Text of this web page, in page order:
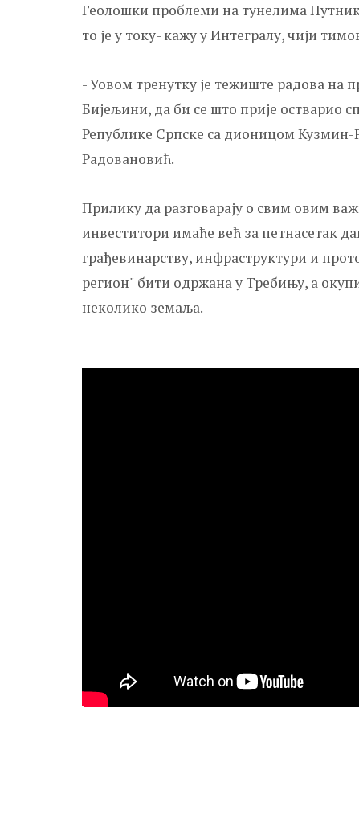
Геолошки проблеми на тунелима
то је у току- кажу у Интегралу, чији
- Уовом тренутку је тежиште радова на
Бијељини, да би се што прије остварио
Републике Српске са дионицом Кузмин-
Радовановић.
Прилику да разговарају о свим овим
инвеститори имаће већ за петнасетак
грађевинарству, инфраструктури и
регион" бити одржана у Требињу, а
неколико земаља.